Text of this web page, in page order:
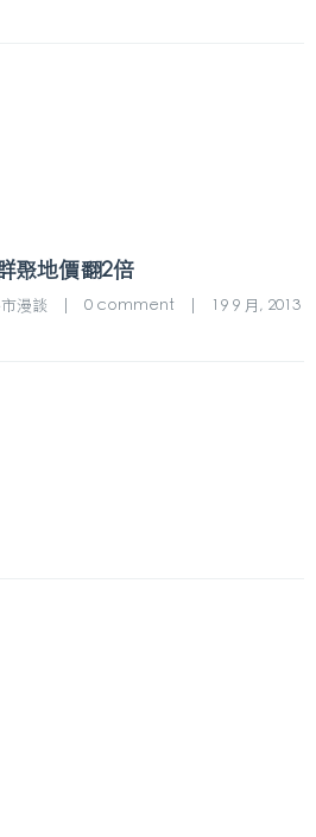
聚地價翻2倍
漫談 0 comment